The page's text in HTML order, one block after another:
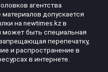
агентства
допускается
на newtimes.kz в
быть специальная
перепечатку,
и распространение в
в интернете.